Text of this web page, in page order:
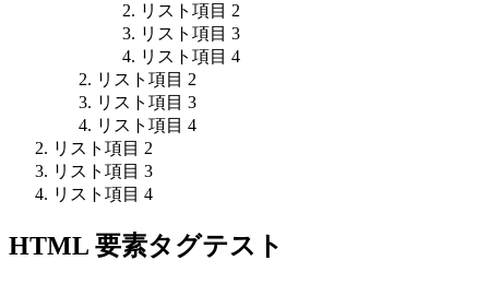
リスト項目 2
リスト項目 3
リスト項目 4
リスト項目 2
リスト項目 3
リスト項目 4
リスト項目 2
リスト項目 3
リスト項目 4
HTML 要素タグテスト